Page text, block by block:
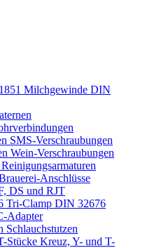
Milchgewinde DIN
SMS-Verschraubungen
Wein-Verschraubungen
Reinigungsarmaturen
Anschlüsse
DS und RJT
Tri-Clamp DIN 32676
Adapter
Schlauchstutzen
Kreuz, Y- und T-